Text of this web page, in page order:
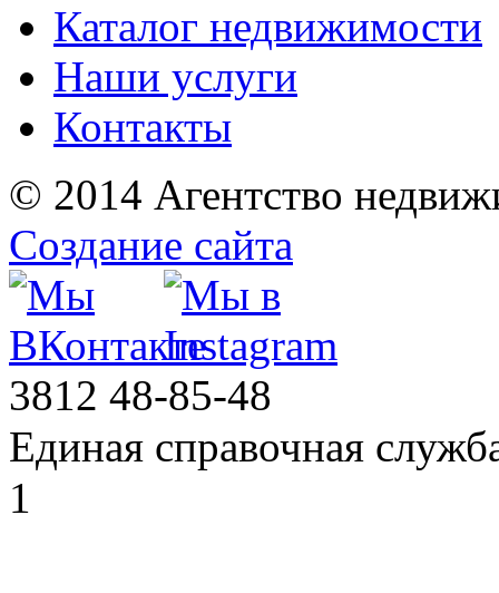
Каталог недвижимости
Наши услуги
Контакты
© 2014 Агентство
Создание сайта
3812 48-85-48
Единая справочная
1